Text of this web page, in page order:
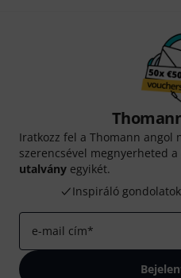
Iratkozz fel a Thomann angol
szerencsével megnyerheted a
utalvány egyikét.
Inspiráló gondolatok
e-mail cím*